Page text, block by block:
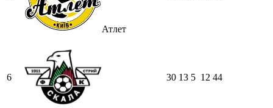
Атлет
6 30 13 5 12 44